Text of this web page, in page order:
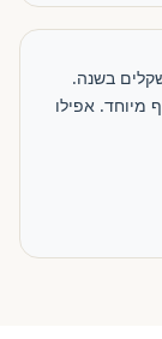
בשנה.
מיוחד. אפילו